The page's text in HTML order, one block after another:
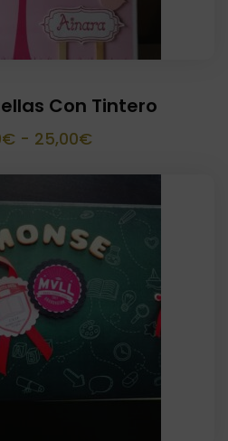
Con Tintero
€ - 25,00€Rango
20,00€
25,00€